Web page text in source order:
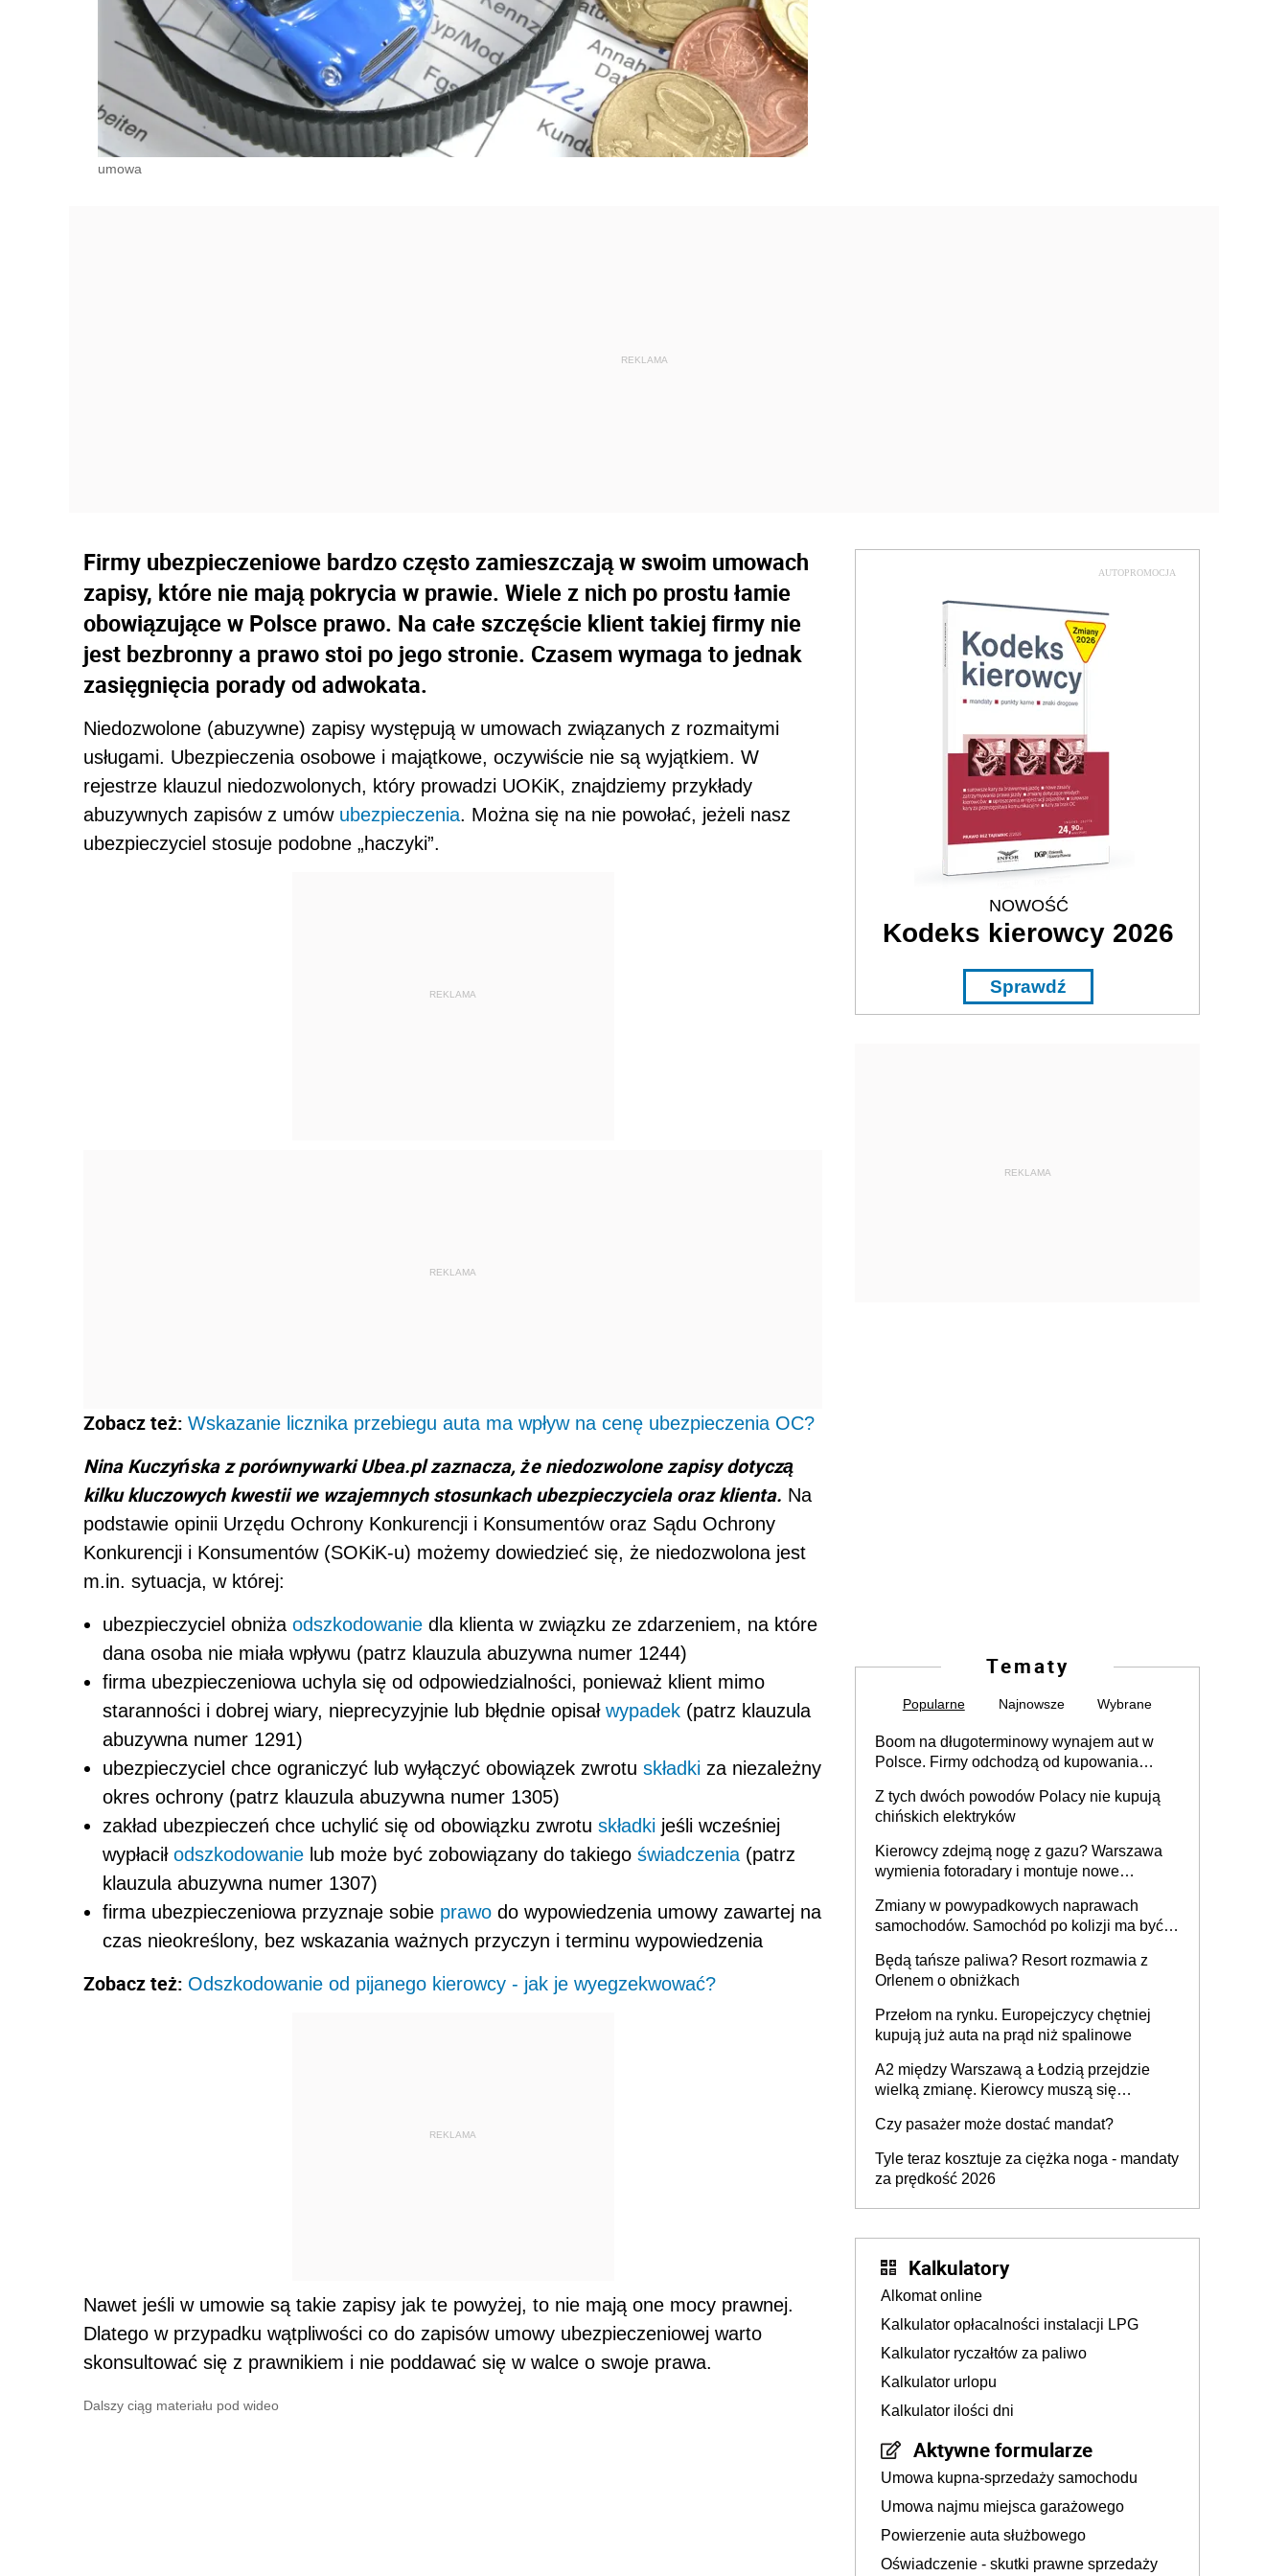
umowa
Firmy ubezpieczeniowe bardzo często zamieszczają w swoim umowach
zapisy, które nie mają pokrycia w prawie. Wiele z nich po prostu łamie
obowiązujące w Polsce prawo. Na całe szczęście klient takiej firmy nie
jest bezbronny a prawo stoi po jego stronie. Czasem wymaga to jednak
zasięgnięcia porady od adwokata.
Niedozwolone (abuzywne) zapisy występują w umowach związanych z rozmaitymi
usługami. Ubezpieczenia osobowe i majątkowe, oczywiście nie są wyjątkiem. W
rejestrze klauzul niedozwolonych, który prowadzi UOKiK, znajdziemy przykłady
abuzywnych zapisów z umów ubezpieczenia. Można się na nie powołać, jeżeli nasz
ubezpieczyciel stosuje podobne „haczyki”.
REKLAMA
REKLAMA
Zobacz też: Wskazanie licznika przebiegu auta ma wpływ na cenę ubezpieczenia OC?
Nina Kuczyńska z porównywarki Ubea.pl zaznacza, że niedozwolone zapisy dotyczą
kilku kluczowych kwestii we wzajemnych stosunkach ubezpieczyciela oraz klienta. Na
podstawie opinii Urzędu Ochrony Konkurencji i Konsumentów oraz Sądu Ochrony
Konkurencji i Konsumentów (SOKiK-u) możemy dowiedzieć się, że niedozwolona jest
m.in. sytuacja, w której:
ubezpieczyciel obniża odszkodowanie dla klienta w związku ze zdarzeniem, na które
dana osoba nie miała wpływu (patrz klauzula abuzywna numer 1244)
firma ubezpieczeniowa uchyla się od odpowiedzialności, ponieważ klient mimo
staranności i dobrej wiary, nieprecyzyjnie lub błędnie opisał wypadek (patrz klauzula
abuzywna numer 1291)
ubezpieczyciel chce ograniczyć lub wyłączyć obowiązek zwrotu składki za niezależny
okres ochrony (patrz klauzula abuzywna numer 1305)
zakład ubezpieczeń chce uchylić się od obowiązku zwrotu składki jeśli wcześniej
wypłacił odszkodowanie lub może być zobowiązany do takiego świadczenia(patrz
klauzula abuzywna numer 1307)
firma ubezpieczeniowa przyznaje sobie prawo do wypowiedzenia umowy zawartej na
czas nieokreślony, bez wskazania ważnych przyczyn i terminu wypowiedzenia
Zobacz też: Odszkodowanie od pijanego kierowcy - jak je wyegzekwować?
REKLAMA
Nawet jeśli w umowie są takie zapisy jak te powyżej, to nie mają one mocy prawnej.
Dlatego w przypadku wątpliwości co do zapisów umowy ubezpieczeniowej warto
skonsultować się z prawnikiem i nie poddawać się w walce o swoje prawa.
Dalszy ciąg materiału pod wideo
AUTOPROMOCJA
NOWOŚĆ
Kodeks kierowcy 2026
Sprawdź
REKLAMA
Tematy
Popularne Najnowsze Wybrane
Boom na długoterminowy wynajem aut w
Polsce. Firmy odchodzą od kupowania
Z tych dwóch powodów Polacy nie kupują
chińskich elektryków
Kierowcy zdejmą nogę z gazu? Warszawa
wymienia fotoradary i montuje nowe
Zmiany w powypadkowych naprawach
samochodów. Samochód po kolizji ma być
technologią producenta
Będą tańsze paliwa? Resort rozmawia z
Orlenem o obniżkach
Przełom na rynku. Europejczycy chętniej
kupują już auta na prąd niż spalinowe
A2 między Warszawą a Łodzią przejdzie
wielką zmianę. Kierowcy muszą się
Czy pasażer może dostać mandat?
Tyle teraz kosztuje za ciężka noga - mandaty
za prędkość 2026
Kalkulatory
Alkomat online
Kalkulator opłacalności instalacji LPG
Kalkulator ryczałtów za paliwo
Kalkulator urlopu
Kalkulator ilości dni
Aktywne formularze
Umowa kupna-sprzedaży samochodu
Umowa najmu miejsca garażowego
Powierzenie auta służbowego
Oświadczenie - skutki prawne sprzedaży